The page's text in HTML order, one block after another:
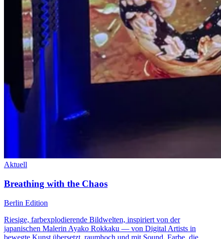
Aktuell
Breathing with the Chaos
Berlin Edition
Riesige, farbexplodierende Bildwelten, inspiriert von der
japanischen Malerin Ayako Rokkaku — von Digital Artists in
bewegte Kunst übersetzt, raumhoch und mit Sound. Farbe, die